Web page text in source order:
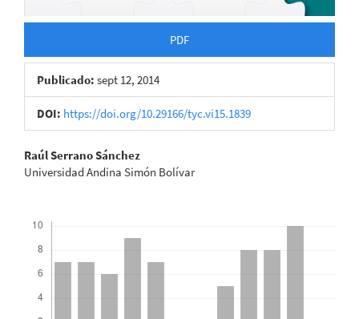
PDF
Publicado: sept 12, 2014
DOI: https://doi.org/10.29166/tyc.vi15.1839
Contenido
del
artículo
Raúl Serrano Sánchez
Universidad Andina Simón Bolívar